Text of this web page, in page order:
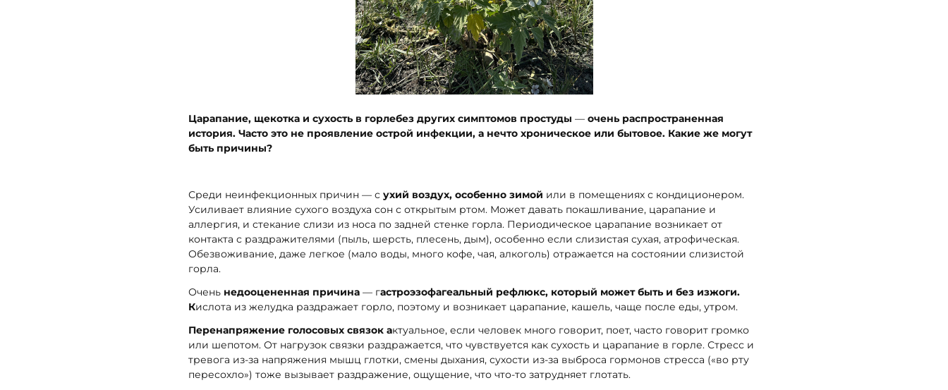
Царапание, щекотка и сухость в горлебез других симптомов простуды — очень распространенная
история. Часто это не проявление острой инфекции, а нечто хроническое или бытовое. Какие же могут
быть причины?
Среди неинфекционных причин — с ухий воздух, особенно зимой или в помещениях с кондиционером.
Усиливает влияние сухого воздуха сон с открытым ртом. Может давать покашливание, царапание и
аллергия, и стекание слизи из носа по задней стенке горла. Периодическое царапание возникает от
контакта с раздражителями (пыль, шерсть, плесень, дым), особенно если слизистая сухая, атрофическая.
Обезвоживание, даже легкое (мало воды, много кофе, чая, алкоголь) отражается на состоянии слизистой
горла.
Очень недооцененная причина — гастроэзофагеальный рефлюкс, который может быть и без изжоги.
Кислота из желудка раздражает горло, поэтому и возникает царапание, кашель, чаще после еды, утром.
Перенапряжение голосовых связок актуальное, если человек много говорит, поет, часто говорит громко
или шепотом. От нагрузок связки раздражается, что чувствуется как сухость и царапание в горле. Стресс и
тревога из-за напряжения мышц глотки, смены дыхания, сухости из-за выброса гормонов стресса («во рту
пересохло») тоже вызывает раздражение, ощущение, что что-то затрудняет глотать.